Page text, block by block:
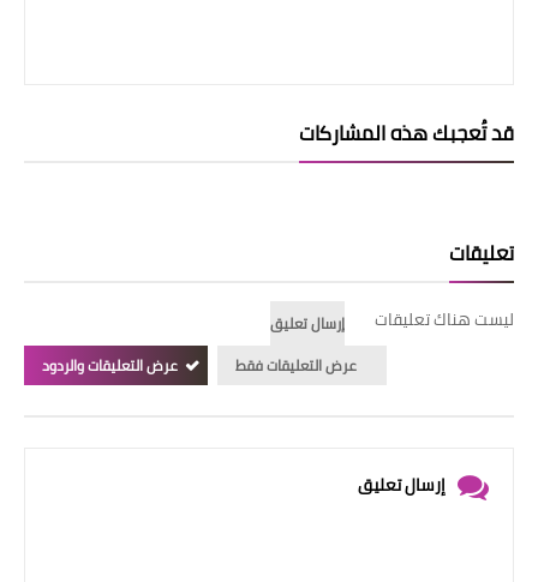
قد تُعجبك هذه المشاركات
تعليقات
ليست هناك تعليقات
إرسال تعليق
عرض التعليقات فقط
عرض التعليقات والردود
إرسال تعليق